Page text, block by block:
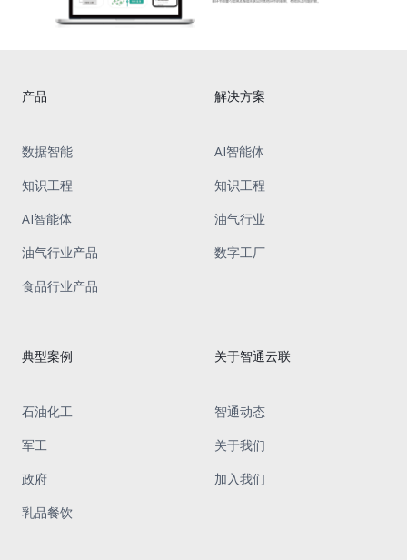
产品
数据智能
知识工程
AI智能体
油气行业产品
食品行业产品
解决方案
AI智能体
知识工程
油气行业
数字工厂
典型案例
石油化工
军工
政府
乳品餐饮
关于智通云联
智通动态
关于我们
加入我们